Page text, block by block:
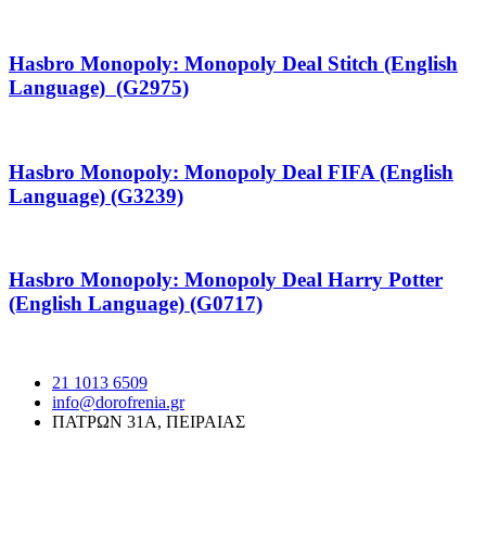
Hasbro Monopoly: Monopoly Deal Stitch (English
Language) (G2975)
Hasbro Monopoly: Monopoly Deal FIFA (English
Language) (G3239)
Hasbro Monopoly: Monopoly Deal Harry Potter
(English Language) (G0717)
21 1013 6509
info@dorofrenia.gr
ΠΑΤΡΩΝ 31Α, ΠΕΙΡΑΙΑΣ